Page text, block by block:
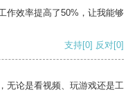
作效率提高了50%，让我能够
支持[0] 反对[0]
无论是看视频、玩游戏还是工